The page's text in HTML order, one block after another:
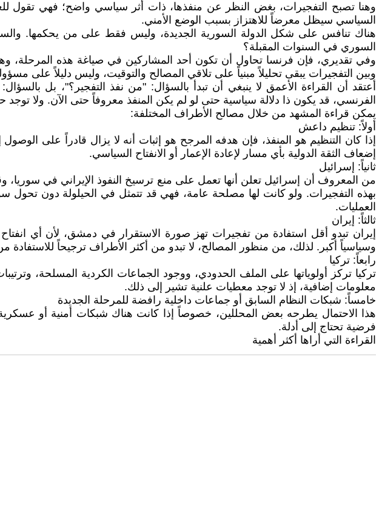
وهنا تصبح التفجيرات، بغض النظر عن منفذها، ذات أثر سياسي واضح؛ فهي تقول
السياسي سيظل معرضاً للاهتزاز بسبب الوضع الأمني.
هناك تنافس على شكل الدولة السورية الجديدة، وليس فقط على من يحكمها.
السوري في السنوات المقبلة؟
وفي تقديري، فإن فرنسا تحاول أن تكون أحد المشاركين في صياغة هذه المرحلة،
وبين التفجيرات يبقى تحليلاً مبنياً على تلاقي المصالح والتوقيت، وليس دليلاً على
أعتقد أن القراءة الأعمق لا ينبغي أن تبدأ بالسؤال: "من نفذ التفجير؟"، بل
الفرنسي، قد يكون ذا دلالة سياسية حتى لو لم يكن المنفذ معروفاً حتى الآن. ولا
يمكن قراءة المشهد من خلال مصالح الأطراف المختلفة:
أولاً: تنظيم داعش
إذا كان التنظيم هو المنفذ، فإن هدفه المرجح هو إثبات أنه لا يزال قادراً على
إضعاف الثقة الدولية بأي مسار لإعادة الإعمار أو الانفتاح السياسي.
ثانياً: إسرائيل
من المعروف أن إسرائيل تعلن أنها تعمل على منع ترسيخ النفوذ الإيراني في
بهذه التفجيرات. ولو كانت لها مصلحة عامة، فهي قد تتمثل في الحيلولة دون تحول
العمليات.
ثالثاً: إيران
إيران تبدو أقل استفادة من تفجيرات تهز صورة الاستقرار في دمشق، لأن أي
وسياسياً أكبر. لذلك، من منظور المصالح، لا تبدو من أكثر الأطراف ترجيحاً للاستفادة
رابعاً: تركيا
تركيا تركز أولوياتها على الملف الحدودي، ووجود الجماعات الكردية المسلحة،
معلومات إضافية، إذ لا توجد معطيات علنية تشير إلى ذلك.
خامساً: شبكات النظام السابق أو جماعات داخلية رافضة للمرحلة الجديدة
هذا الاحتمال يطرحه بعض المحللين، خصوصاً إذا كانت هناك شبكات أمنية أو
فرضية تحتاج إلى أدلة.
القراءة التي أراها أكثر أهمية